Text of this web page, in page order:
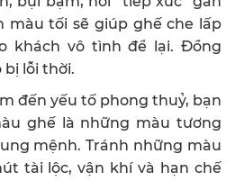
màu tối sẽ giúp ghế che lấp
khách vô tình để lại. Đồng
lỗi thời.
đến yếu tố phong thuỷ, bạn
ghế là những màu tương
mệnh. Tránh những màu
tài lộc, vận khí và hạn chế